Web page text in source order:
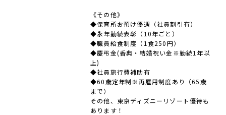
《その他》
◆保育所お預け優遇（社員割引有）
◆永年勤続表彰（10年ごと）
◆職員給食制度（1食250円）
◆慶弔金(香典・結婚祝い金※勤続1年以
上)
◆社員旅行費補助有
◆60歳定年制※再雇用制度あり（65歳
まで）
その他、東京ディズニーリゾート優待も
あります！